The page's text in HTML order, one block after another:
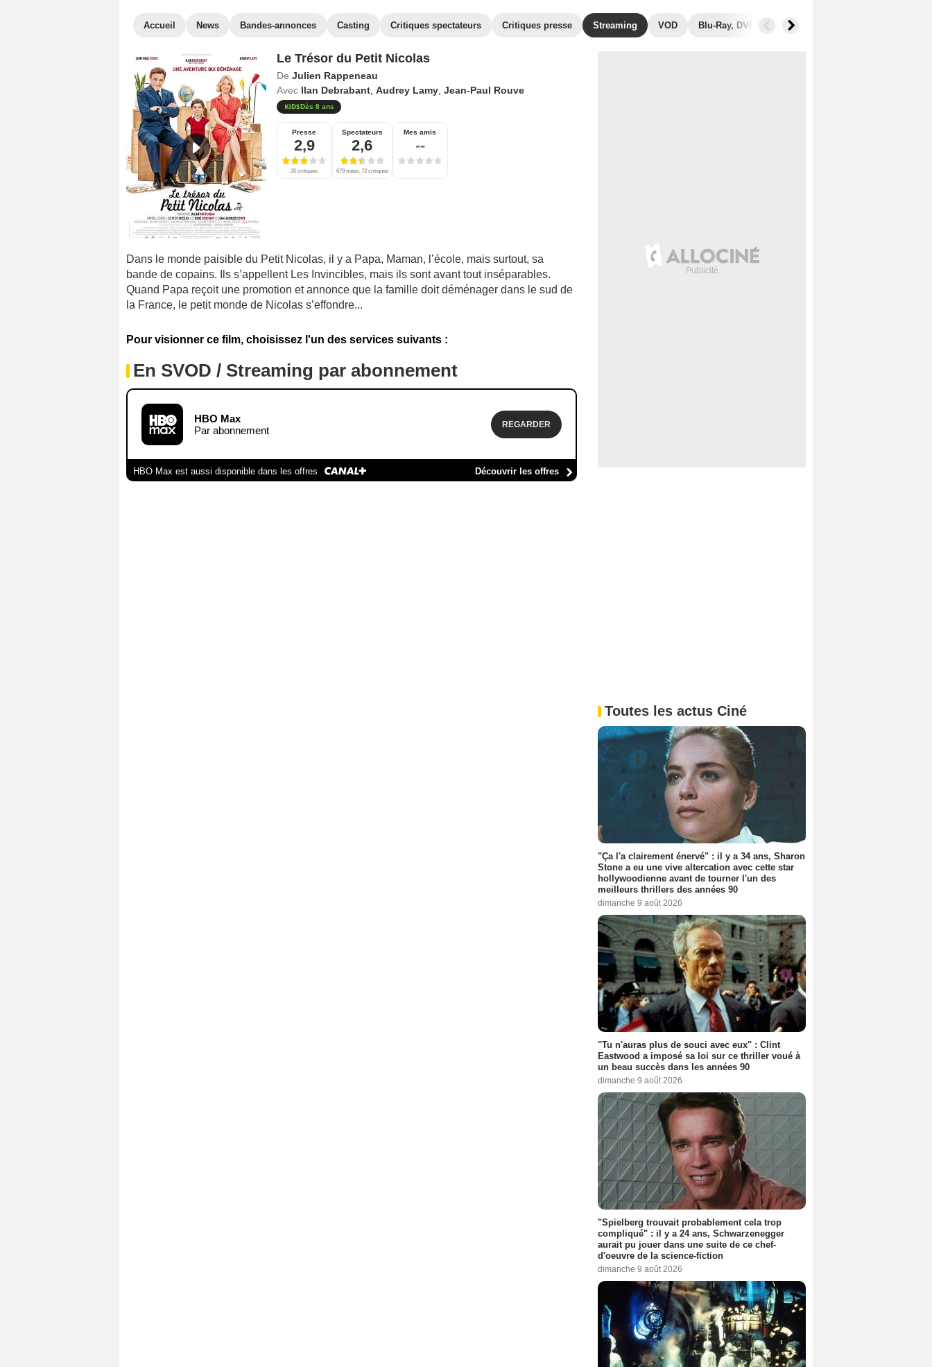
Accueil News Bandes-annonces Casting Critiques spectateurs Critiques presse Streaming VOD Blu-Ray, DVD Photos
Le Trésor du Petit Nicolas
De Julien Rappeneau
Avec Ilan Debrabant, Audrey Lamy, Jean-Paul Rouve
Dès 8 ans
Presse
2,9
20 critiques
Spectateurs
2,6
679 notes, 72 critiques
Mes amis
--
Dans le monde paisible du Petit Nicolas, il y a Papa, Maman, l’école, mais surtout, sa
bande de copains. Ils s’appellent Les Invincibles, mais ils sont avant tout inséparables.
Quand Papa reçoit une promotion et annonce que la famille doit déménager dans le sud de
la France, le petit monde de Nicolas s’effondre...
Pour visionner ce film, choisissez l'un des services suivants :
En SVOD / Streaming par abonnement
HBO Max
Par abonnement
REGARDER
HBO Max est aussi disponible dans les offres Découvrir les offres
Toutes les actus Ciné
"Ça l'a clairement énervé" : il y a 34 ans, Sharon
Stone a eu une vive altercation avec cette star
hollywoodienne avant de tourner l'un des
meilleurs thrillers des années 90
dimanche 9 août 2026
"Tu n'auras plus de souci avec eux" : Clint
Eastwood a imposé sa loi sur ce thriller voué à
un beau succès dans les années 90
dimanche 9 août 2026
"Spielberg trouvait probablement cela trop
compliqué" : il y a 24 ans, Schwarzenegger
aurait pu jouer dans une suite de ce chef-
d'oeuvre de la science-fiction
dimanche 9 août 2026